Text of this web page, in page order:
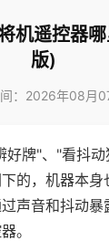
机遥控器
版)
：2026年08月
好牌"、"看抖
的，机器本身
声音和抖动
。